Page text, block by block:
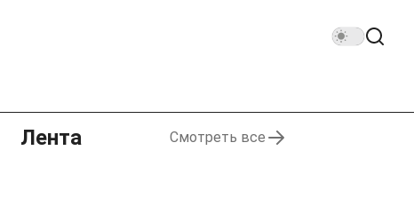
Лента Смотреть все